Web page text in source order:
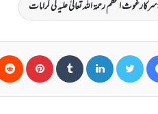
سرکارغوث اعظم رحمۃ اللہ تعالیٰ علیہ کی کرامات
Facebook
Twitter
LinkedIn
Tumblr
Pinterest